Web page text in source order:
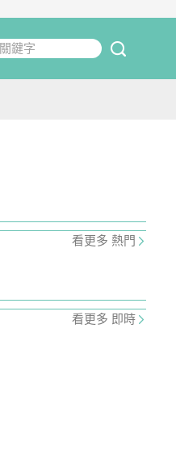
關鍵字
看更多 熱門
看更多 即時